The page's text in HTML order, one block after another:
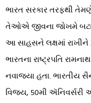
ભારત સરકાર તરફથી
તેઓએ જીવના જોખમે
આ સાહસને લક્ષમાં રાખીને
ભારતના રાષ્ટ્રપતિ
નવાજ્યા હતા.
વિજય, 50મી